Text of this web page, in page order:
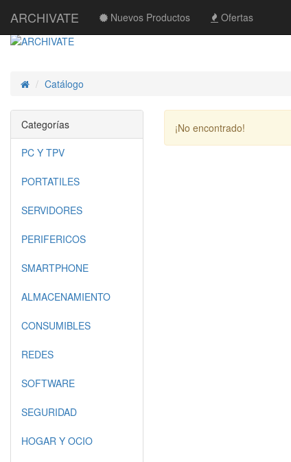
ARCHIVATE Nuevos Productos Ofertas
InicioCatálogo
¡No encontrado!
Categorías
PC Y TPV
PORTATILES
SERVIDORES
PERIFERICOS
SMARTPHONE
ALMACENAMIENTO
CONSUMIBLES
REDES
SOFTWARE
SEGURIDAD
HOGAR Y OCIO